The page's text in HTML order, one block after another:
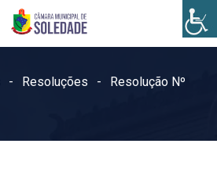
Resoluções
Resolução Nº